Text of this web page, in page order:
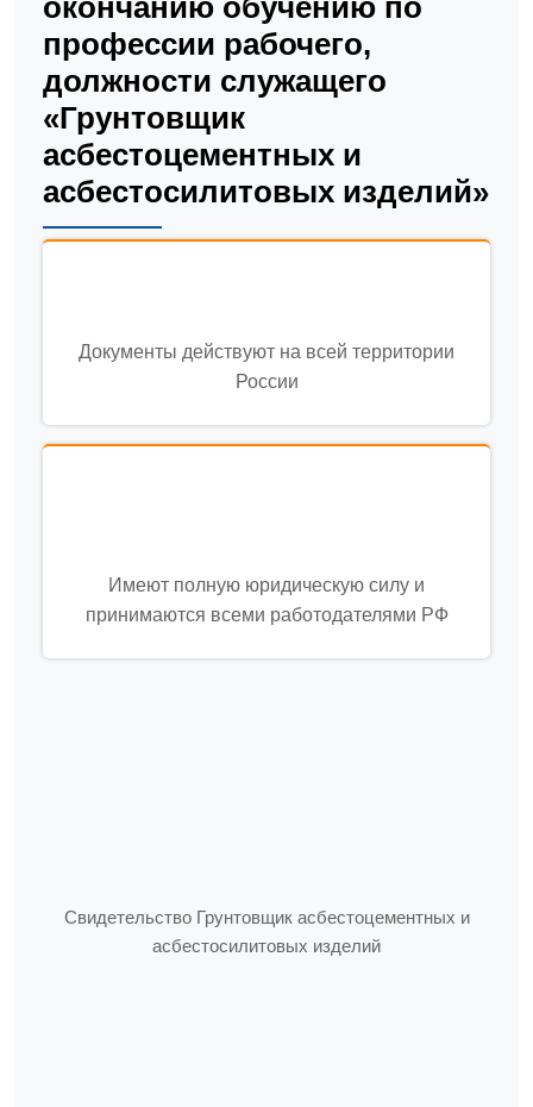
профессии рабочего,
должности служащего
«Грунтовщик
асбестоцементных и
асбестосилитовых изделий»
Документы действуют на всей территории
России
Имеют полную юридическую силу и
принимаются всеми работодателями РФ
Свидетельство Грунтовщик асбестоцементных и
асбестосилитовых изделий